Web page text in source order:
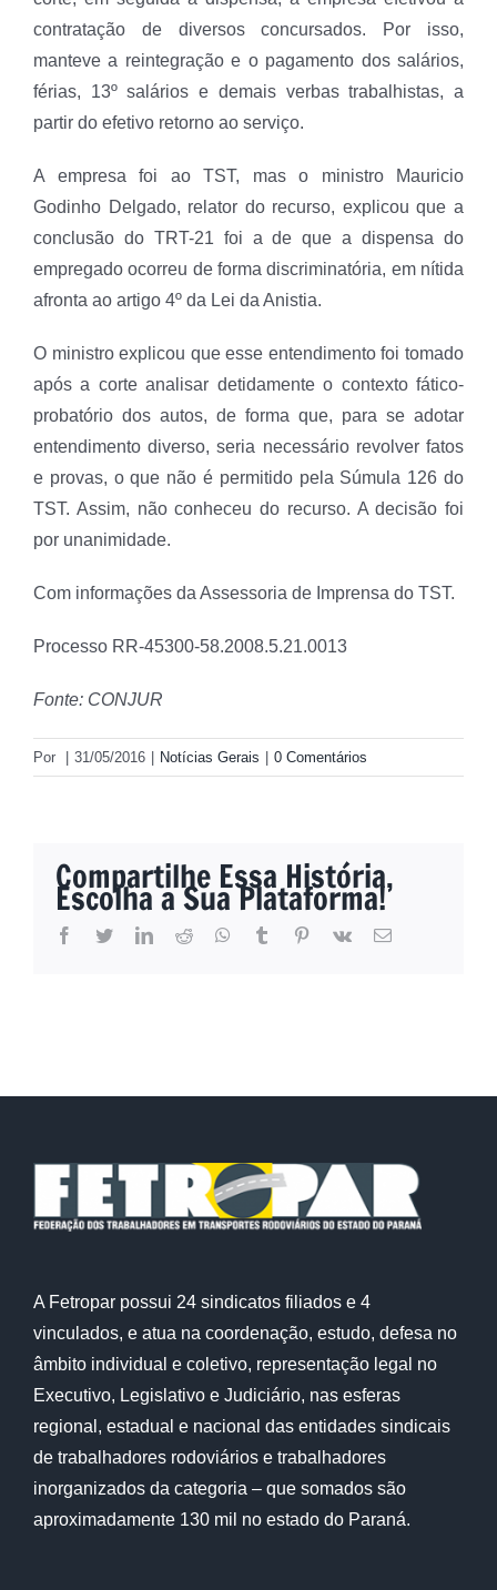
contratação de diversos concursados. Por isso,
manteve a reintegração e o pagamento dos salários,
férias, 13º salários e demais verbas trabalhistas, a
partir do efetivo retorno ao serviço.
A empresa foi ao TST, mas o ministro Mauricio
Godinho Delgado, relator do recurso, explicou que a
conclusão do TRT-21 foi a de que a dispensa do
empregado ocorreu de forma discriminatória, em nítida
afronta ao artigo 4º da Lei da Anistia.
O ministro explicou que esse entendimento foi tomado
após a corte analisar detidamente o contexto fático-
probatório dos autos, de forma que, para se adotar
entendimento diverso, seria necessário revolver fatos
e provas, o que não é permitido pela Súmula 126 do
TST. Assim, não conheceu do recurso. A decisão foi
por unanimidade.
Com informações da Assessoria de Imprensa do TST.
Processo RR-45300-58.2008.5.21.0013
Fonte: CONJUR
Por 31/05/2016 Notícias Gerais 0 Comentários
Compartilhe Essa História,
Escolha a Sua Plataforma!
facebook
twitterlinkedinreddit whatsapptumblr pinterest
vk
E-
A Fetropar possui 24 sindicatos filiados e 4
vinculados, e atua na coordenação, estudo, defesa no
âmbito individual e coletivo, representação legal no
Executivo, Legislativo e Judiciário, nas esferas
regional, estadual e nacional das entidades sindicais
de trabalhadores rodoviários e trabalhadores
inorganizados da categoria – que somados são
aproximadamente 130 mil no estado do Paraná.